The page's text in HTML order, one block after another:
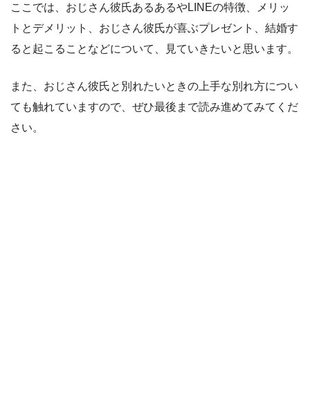
ここでは、おじさん彼氏あるあるやLINEの特徴、メリッ
トとデメリット、おじさん彼氏が喜ぶプレゼント、結婚す
ると起こることなどについて、見ていきたいと思います。
また、おじさん彼氏と別れたいときの上手な別れ方につい
ても触れていますので、ぜひ最後まで読み進めてみてくだ
さい。